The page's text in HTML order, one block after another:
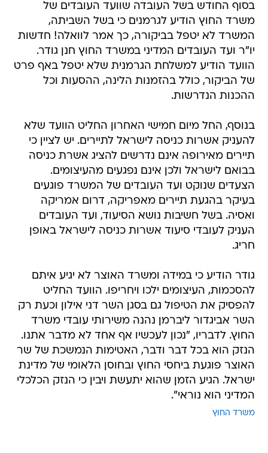
בסוף החודש בשל העובדה שוועד העובדים של
משרד החוץ הודיע לגרמנים כי בשל השביתה,
המשרד לא יטפל בביקורה, כך אמר לוואלה! חדשות
יו"ר ועד העובדים המדיני במשרד החוץ חנן גודר.
הוועד הודיע למשלחת הגרמנית שלא יטפל באף פרט
של הביקור, כולל בהזמנות הלינה, ההסעות וכל
ההכנות הנדרשות.
בנוסף, החל מיום חמישי האחרון החליט הוועד שלא
להעניק אשרות כניסה לישראל לתיירים. יש לציין כי
תיירים מאירופה אינם נדרשים להציג אשרת כניסה
בבואם לישראל ולכן אינם נפגעים מהעיצומים.
הצעדים שנוקט ועד העובדים של המשרד פוגעים
בעיקר בהגעת תיירים מאפריקה, דרום אמריקה
ואסיה. בשל חשיבות נושא הסיעוד, ועד העובדים
העניק לעובדי סיעוד אשרות כניסה לישראל באופן
חריג.
גודר הודיע כי במידה ומשרד האוצר לא יגיע איתם
להסכמות, העיצומים ילכו ויחריפו. הוועד החליט
להפסיק את הטיפול גם בסגן השר דני אילון וכעת רק
השר אביגדור ליברמן נהנה משירותי עובדי משרד
החוץ. לדבריו, "נכון לעכשיו אף אחד לא מדבר אתנו.
הנזק הוא בכל דבר ודבר, האטימות הנמשכת של שר
האוצר פוגעת ביחסי החוץ ובחוסן הלאומי של מדינת
ישראל. הגיע הזמן שהוא יתעשת ויבין כי הנזק הכלכלי
המדיני הוא נוראי".
משרד החוץ